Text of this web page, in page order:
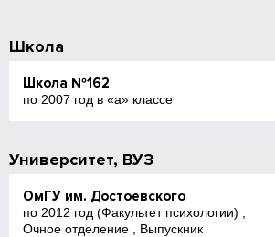
Школа
Школа №162
по 2007 год в «а» классе
Университет, ВУЗ
ОмГУ им. Достоевского
по 2012 год (Факультет психологии) ,
Очное отделение , Выпускник